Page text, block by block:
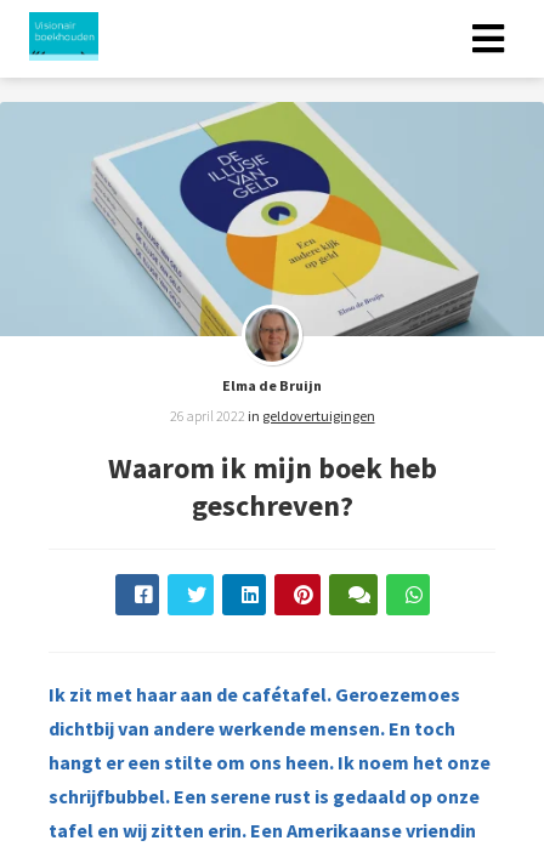
Elma de Bruijn
26 april 2022 in geldovertuigingen
Waarom ik mijn boek heb
geschreven?
Ik zit met haar aan de cafétafel. Geroezemoes
dichtbij van andere werkende mensen. En toch
hangt er een stilte om ons heen. Ik noem het onze
schrijfbubbel. Een serene rust is gedaald op onze
tafel en wij zitten erin. Een Amerikaanse vriendin